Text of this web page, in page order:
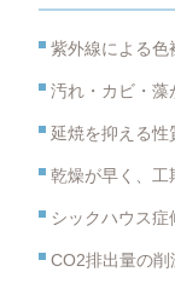
紫外線による色
汚れ・カビ・藻
延焼を抑える性
乾燥が早く、工
シックハウス
CO2排出量の削